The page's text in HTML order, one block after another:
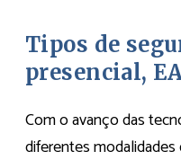
Tipos de
presencial,
Com o avanço das
diferentes